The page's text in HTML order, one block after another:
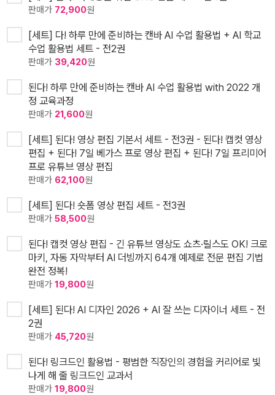
판매가 72,900원
[세트] 다! 하루 만에 준비하는 캔바 AI 수업 활용법 + AI 학교
수업 활용법 세트 - 전2권
판매가 39,420원
된다! 하루 만에 준비하는 캔바 AI 수업 활용법 with 2022 개
정 교육과정
판매가 21,600원
[세트] 된다! 영상 편집 기본서 세트 - 전3권 - 된다! 캡컷 영상
편집 + 된다! 7일 베가스 프로 영상 편집 + 된다! 7일 프리미어
프로 유튜브 영상 편집
판매가 62,100원
[세트] 된다! 숏폼 영상 편집 세트 - 전3권
판매가 58,500원
된다! 캡컷 영상 편집 - 긴 유튜브 영상도 쇼츠·릴스도 OK! 크로
마키, 자동 자막부터 AI 더빙까지 64개 예제로 전문 편집 기법
완전 정복!
판매가 19,800원
[세트] 된다! AI 디자인 2026 + AI 잘 쓰는 디자이너 세트 - 전
2권
판매가 45,720원
된다! 링크드인 활용법 - 평범한 직장인의 경험을 커리어로 빛
나게 해 줄 링크드인 교과서
판매가 19,800원